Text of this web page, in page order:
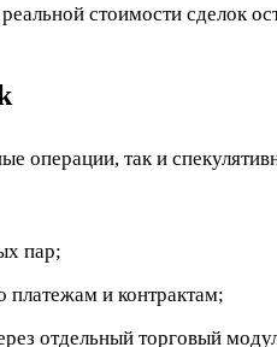
стоимости сделок
так и
пар;
платежам и контрактам;
отдельный торговый